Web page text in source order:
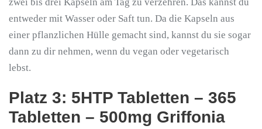
entweder mit Wasser oder Saft tun. Da die Kapseln aus
einer pflanzlichen Hülle gemacht sind, kannst du sie sogar
dann zu dir nehmen, wenn du vegan oder vegetarisch
lebst.
Platz 3: 5HTP Tabletten – 365
Tabletten – 500mg Griffonia